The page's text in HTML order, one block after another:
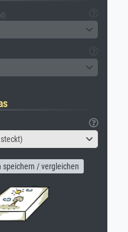
speichern / vergleichen